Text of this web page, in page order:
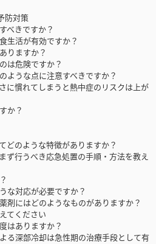
防対策
べきですか？
生活が有効ですか？
りますか？
は危険ですか？
うな点に注意すべきですか？
慣れてしまうと熱中症のリスクは上が
か？
のような特徴がありますか？
行うべき応急処置の手順・方法を教え
な対応が必要ですか？
にはどのようなものがありますか？
てください
はありますか？
深部冷却は急性期の治療手段として有